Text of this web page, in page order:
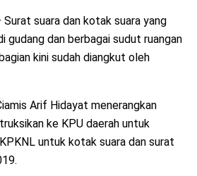
Surat suara dan kotak suara yang
gudang dan berbagai sudut ruangan
kini sudah diangkut oleh
Arif Hidayat menerangkan
ke KPU daerah untuk
untuk kotak suara dan surat